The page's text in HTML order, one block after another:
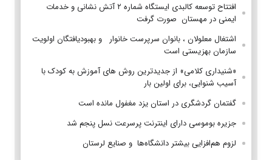
افتتاح توسعه کالبدی ایستگاه شماره ۲ آتش نشانی و خدمات
ایمنی در مهستان صورت گرفت
اشتغال معلولان ، بانوان سرپرست خانوار و بهبودیافتگان اولویت
سازمان بهزیستی است
«شنیداری کلامی» از جدیدترین روش های آموزش به کودک با
آسیب شنوایی، برای اولین بار
گفتمان گردشگری در استان یزد مغفول مانده است
جزیره بوموسی دارای اینترنت پرسرعت نسل پنجم شد
لزوم هم‌افزایی بیشتر دانشگاه‌ها و صنایع لرستان